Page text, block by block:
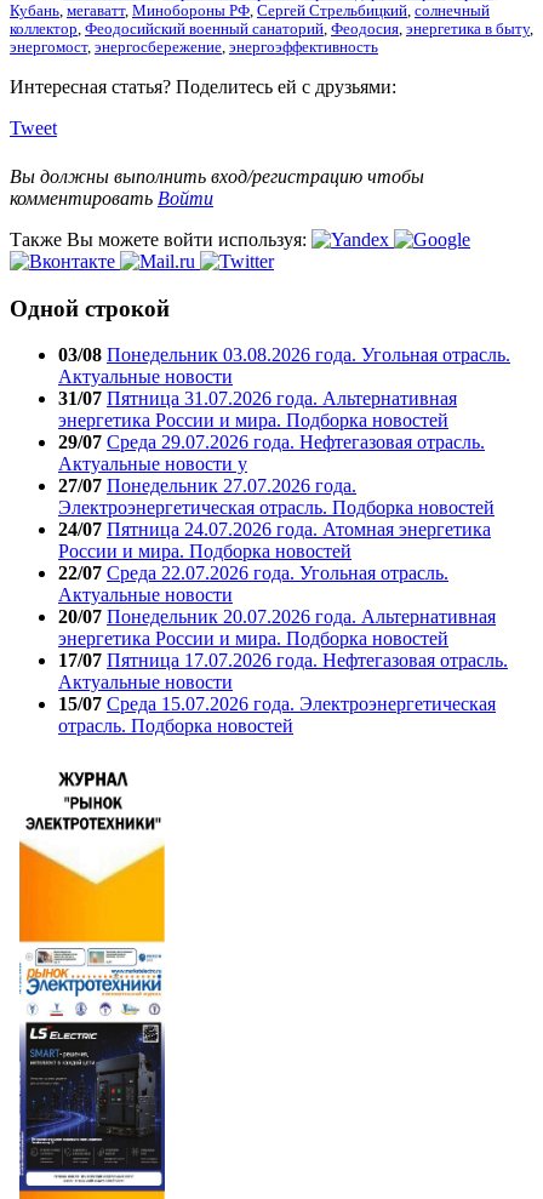
Кубань, мегаватт, Минобороны РФ, Сергей Стрельбицкий, солнечный
коллектор, Феодосийский военный санаторий, Феодосия, энергетика в быту,
энергомост, энергосбережение, энергоэффективность
Интересная статья? Поделитесь ей с друзьями:
Tweet
Вы должны выполнить вход/регистрацию чтобы
комментировать Войти
Также Вы можете войти используя:
Одной строкой
03/08 Понедельник 03.08.2026 года. Угольная отрасль.
Актуальные новости
31/07 Пятница 31.07.2026 года. Альтернативная
энергетика России и мира. Подборка новостей
29/07 Среда 29.07.2026 года. Нефтегазовая отрасль.
Актуальные новости у
27/07 Понедельник 27.07.2026 года.
Электроэнергетическая отрасль. Подборка новостей
24/07 Пятница 24.07.2026 года. Атомная энергетика
России и мира. Подборка новостей
22/07 Среда 22.07.2026 года. Угольная отрасль.
Актуальные новости
20/07 Понедельник 20.07.2026 года. Альтернативная
энергетика России и мира. Подборка новостей
17/07 Пятница 17.07.2026 года. Нефтегазовая отрасль.
Актуальные новости
15/07 Среда 15.07.2026 года. Электроэнергетическая
отрасль. Подборка новостей